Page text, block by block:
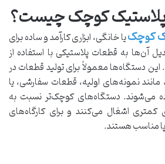
پلاستیک کوچک چیست؟
کوچکیا خانگی، ابزاری کارآمد و ساده برای
آن‌ها به قطعات پلاستیکی با استفاده از
دستگاه‌ها معمولاً برای تولید قطعات در
نمونه‌های اولیه، قطعات سفارشی، یا
می‌شوند. دستگاه‌های کوچک‌تر نسبت به
اشغال می‌کنند و برای کارگاه‌های
مناسب هستند.